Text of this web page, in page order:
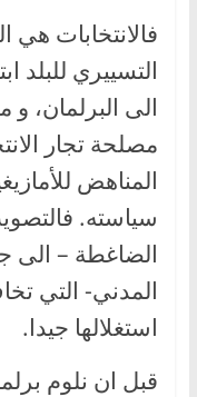
فالانتخابات هي
التسييري للبلد
الى البرلمان،
مصلحة تجار
المناهض
سياسته.
الضاغطة – الى
المدني- التي
استغلالها جيدا.
قبل ان نلوم